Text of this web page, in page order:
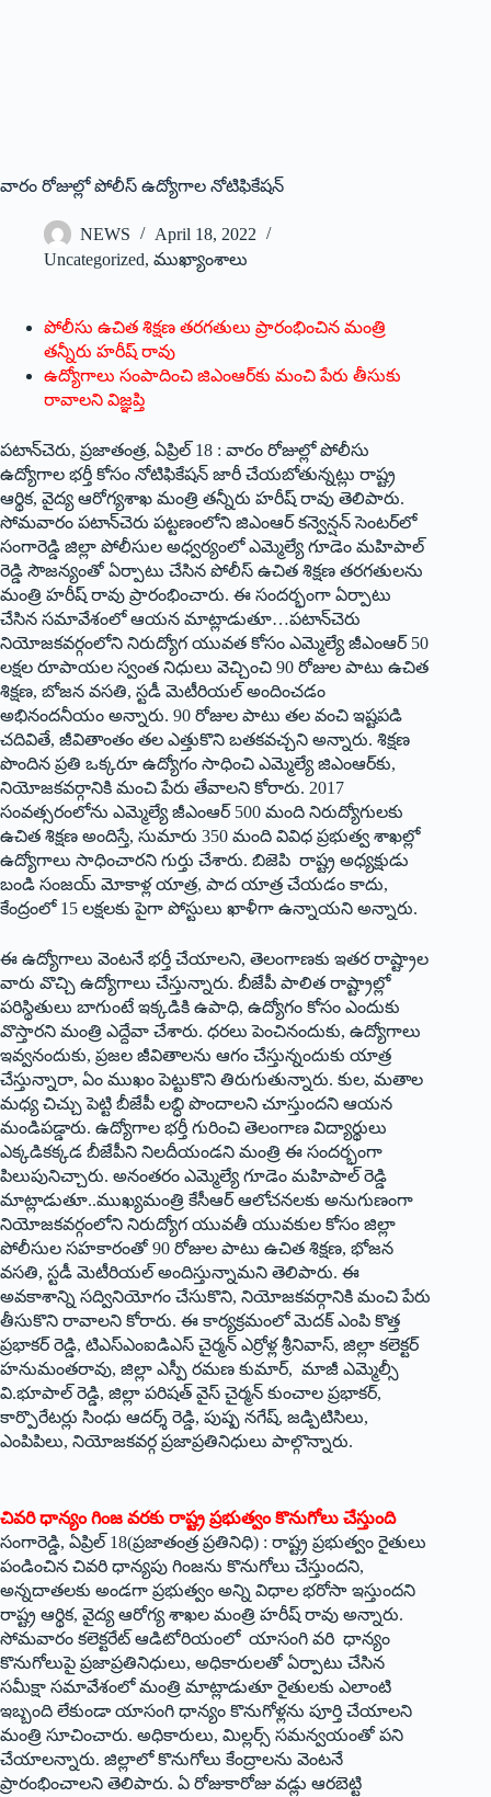
వారం రోజుల్లో పోలీస్‌ ఉద్యోగాల నోటిఫికేషన్‌
NEWS
April 18, 2022
Uncategorized, ముఖ్యాంశాలు
‌పోలీసు ఉచిత శిక్షణ తరగతులు ప్రారంభించిన మంత్రి
తన్నీరు హరీష్‌ ‌రావు
ఉద్యోగాలు సంపాదించి జిఎంఆర్‌కు మంచి పేరు తీసుకు
రావాలని విజ్ఞప్తి
పటాన్‌చెరు, ప్రజాతంత్ర, ఏప్రిల్‌ 18 : ‌వారం రోజుల్లో పోలీసు
ఉద్యోగాల భర్తీ కోసం నోటిఫికేషన్‌ ‌జారీ చేయబోతున్నట్లు రాష్ట్ర
ఆర్థిక, వైద్య ఆరోగ్యశాఖ మంత్రి తన్నీరు హరీష్‌ ‌రావు తెలిపారు.
సోమవారం పటాన్‌చెరు పట్టణంలోని జిఎంఆర్‌ ‌కన్వెన్షన్‌ ‌సెంటర్‌లో
సంగారెడ్డి జిల్లా పోలీసుల అధ్వర్యంలో ఎమ్మెల్యే గూడెం మహిపాల్‌
‌రెడ్డి సౌజన్యంతో ఏర్పాటు చేసిన పోలీస్‌ ఉచిత శిక్షణ తరగతులను
మంత్రి హరీష్‌ ‌రావు ప్రారంభించారు. ఈ సందర్భంగా ఏర్పాటు
చేసిన సమావేశంలో ఆయన మాట్లాడుతూ…పటాన్‌చెరు
నియోజకవర్గంలోని నిరుద్యోగ యువత కోసం ఎమ్మెల్యే జీఎంఆర్‌ 50
‌లక్షల రూపాయల స్వంత నిధులు వెచ్చించి 90 రోజుల పాటు ఉచిత
శిక్షణ, బోజన వసతి, స్టడీ మెటీరియల్‌ అం‌దించడం
అభినందనీయం అన్నారు. 90 రోజుల పాటు తల వంచి ఇష్టపడి
చదివితే, జీవితాంతం తల ఎత్తుకొని బతకవచ్చని అన్నారు. శిక్షణ
పొందిన ప్రతి ఒక్కరూ ఉద్యోగం సాధించి ఎమ్మెల్యే జిఎంఆర్‌కు,
నియోజకవర్గానికి మంచి పేరు తేవాలని కోరారు. 2017
సంవత్సరంలోను ఎమ్మెల్యే జీఎంఆర్‌ 500 ‌మంది నిరుద్యోగులకు
ఉచిత శిక్షణ అందిస్తే, సుమారు 350 మంది వివిధ ప్రభుత్వ శాఖల్లో
ఉద్యోగాలు సాధించారని గుర్తు చేశారు. బిజెపి రాష్ట్ర అధ్యక్షుడు
బండి సంజయ్‌ ‌మోకాళ్ల యాత్ర, పాద యాత్ర చేయడం కాదు,
కేంద్రంలో 15 లక్షలకు పైగా పోస్టులు ఖాళీగా ఉన్నాయని అన్నారు.
ఈ ఉద్యోగాలు వెంటనే భర్తీ చేయాలని, తెలంగాణకు ఇతర రాష్ట్రాల
వారు వొచ్చి ఉద్యోగాలు చేస్తున్నారు. బీజేపీ పాలిత రాష్ట్రాల్లో
పరిస్థితులు బాగుంటే ఇక్కడికి ఉపాధి, ఉద్యోగం కోసం ఎందుకు
వొస్తారని మంత్రి ఎద్దేవా చేశారు. ధరలు పెంచినందుకు, ఉద్యోగాలు
ఇవ్వనందుకు, ప్రజల జీవితాలను ఆగం చేస్తున్నందుకు యాత్ర
చేస్తున్నారా, ఏం ముఖం పెట్టుకొని తిరుగుతున్నారు. కుల, మతాల
మధ్య చిచ్చు పెట్టి బీజేపీ లబ్ధి పొందాలని చూస్తుందని ఆయన
మండిపడ్డారు. ఉద్యోగాల భర్తీ గురించి తెలంగాణ విద్యార్థులు
ఎక్కడికక్కడ బీజేపీని నిలదీయండని మంత్రి ఈ సందర్భంగా
పిలుపునిచ్చారు. అనంతరం ఎమ్మెల్యే గూడెం మహిపాల్‌ ‌రెడ్డి
మాట్లాడుతూ..ముఖ్యమంత్రి కేసీఆర్‌ ఆలోచనలకు అనుగుణంగా
నియోజకవర్గంలోని నిరుద్యోగ యువతీ యువకుల కోసం జిల్లా
పోలీసుల సహకారంతో 90 రోజుల పాటు ఉచిత శిక్షణ, భోజన
వసతి, స్టడీ మెటీరియల్‌ అం‌దిస్తున్నామని తెలిపారు. ఈ
అవకాశాన్ని సద్వినియోగం చేసుకొని, నియోజకవర్గానికి మంచి పేరు
తీసుకొని రావాలని కోరారు. ఈ కార్యక్రమంలో మెదక్‌ ఎం‌పి కొత్త
ప్రభాకర్‌ ‌రెడ్డి, టిఎస్‌ఎంఐడిఎస్‌ ‌చైర్మన్‌ ఎ‌ర్రోళ్ల శ్రీనివాస్‌, ‌జిల్లా కలెక్టర్‌
‌హనుమంతరావు, జిల్లా ఎస్పీ రమణ కుమార్‌, ‌మాజీ ఎమ్మెల్సీ
వి.భూపాల్‌ ‌రెడ్డి, జిల్లా పరిషత్‌ ‌వైస్‌ ‌చైర్మన్‌ ‌కుంచాల ప్రభాకర్‌,
‌కార్పొరేటర్లు సింధు ఆదర్శ్ ‌రెడ్డి, పుష్ప నగేష్‌, ‌జడ్పిటిసిలు,
ఎంపిపిలు, నియోజకవర్గ ప్రజాప్రతినిధులు పాల్గొన్నారు.
చివరి ధాన్యం గింజ వరకు రాష్ట్ర ప్రభుత్వం కొనుగోలు చేస్తుంది
సంగారెడ్డి, ఏప్రిల్‌ 18(‌ప్రజాతంత్ర ప్రతినిధి) : రాష్ట్ర ప్రభుత్వం రైతులు
పండించిన చివరి ధాన్యపు గింజను కొనుగోలు చేస్తుందని,
అన్నదాతలకు అండగా ప్రభుత్వం అన్ని విధాల భరోసా ఇస్తుందని
రాష్ట్ర ఆర్థిక, వైద్య ఆరోగ్య శాఖల మంత్రి హరీష్‌ ‌రావు అన్నారు.
సోమవారం కలెక్టరేట్‌ ఆడిటోరియంలో యాసంగి వరి ధాన్యం
కొనుగోలుపై ప్రజాప్రతినిధులు, అధికారులతో ఏర్పాటు చేసిన
సమీక్షా సమావేశంలో మంత్రి మాట్లాడుతూ రైతులకు ఎలాంటి
ఇబ్బంది లేకుండా యాసంగి ధాన్యం కొనుగోళ్లను పూర్తి చేయాలని
మంత్రి సూచించారు. అధికారులు, మిల్లర్స్ ‌సమన్వయంతో పని
చేయాలన్నారు. జిల్లాలో కొనుగోలు కేంద్రాలను వెంటనే
ప్రారంభించాలని తెలిపారు. ఏ రోజుకారోజు వడ్లు ఆరబెట్టి